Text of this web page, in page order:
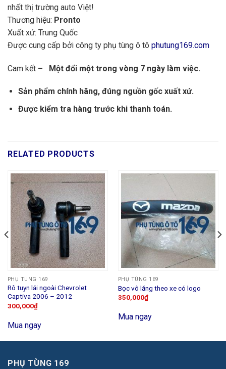
nhất thị trường auto Việt!
Thương hiệu: Pronto
Xuất xứ: Trung Quốc
Được cung cấp bởi công ty phụ tùng ô tô phutung169.com
Cam kết – Một đổi một trong vòng 7 ngày làm việc.
Sản phẩm chính hãng, đúng nguồn gốc xuất xứ.
Được kiểm tra hàng trước khi thanh toán.
RELATED PRODUCTS
PHỤ TÙNG 169
Rô tuyn lái ngoài Chevrolet
Captiva 2006 – 2012
300,000₫
Mua ngay
PHỤ TÙNG 169
Bọc vô lăng theo xe có logo
350,000₫
Mua ngay
PHỤ TÙNG 169